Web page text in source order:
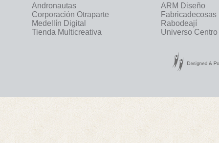
Andronautas
ARM Diseño
Corporación Otraparte
Fabricadecosas
Medellín Digital
Rabodeají
Tienda Multicreativa
Universo Centro